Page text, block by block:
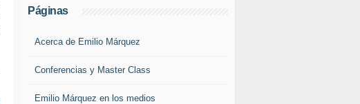
Páginas
Acerca de Emilio Márquez
Conferencias y Master Class
Emilio Márquez en los medios